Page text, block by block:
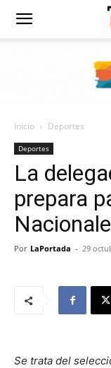
Diario
Portada
Inicio Deportes
Deportes
La
prepara
Por LaPortada - 29
Se trata del